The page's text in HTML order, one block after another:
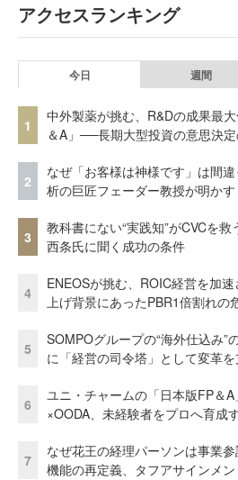
アクセスランキング
今日 週間
1
中外製薬が挑む、R&Dの成果最
＆A」──長期大型投資の意思決
2
なぜ「お客様は神様です」は間
析の巨匠フェーダー教授が明か
3
教科書にない“実践知”がCVCを
西条氏に聞く成功の条件
4
ENEOSが挑む、ROIC経営を加
上げ背景にあったPBR1倍割れの
5
SOMPOグループの“海外仕込み
に「経営の司令塔」として変革
6
ユニ・チャームの「日本版FP＆
×OODA、未経験者をプロへ育成
7
なぜ花王の経理パーソンは事業
機能の再定義、タフアサインメ